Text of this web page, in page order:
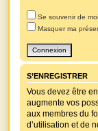
Se souvenir de moi
Masquer ma
S’ENREGISTRER
Vous devez être
augmente vos
aux membres du
d’utilisation et de